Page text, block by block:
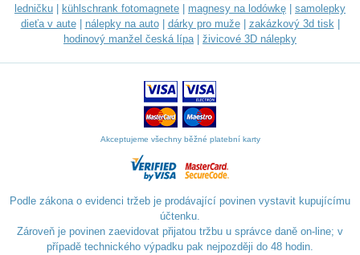
ledničku
kühlschrank fotomagnete magnesy na lodówkę
samolepky
dieťa v aute| nálepky na auto| dárky pro muže| zakázkový 3d tisk|
hodinový manžel česká lípa| živicové 3D nálepky
Akceptujeme všechny běžné platební karty
Podle zákona o evidenci tržeb je prodávající povinen vystavit kupujícímu
účtenku.
Zároveň je povinen zaevidovat přijatou tržbu u správce daně on-line; v
případě technického výpadku pak nejpozději do 48 hodin.